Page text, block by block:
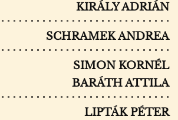
KIRÁLY ADRIÁN
SCHRAMEK ANDREA
SIMON KORNÉL
BARÁTH ATTILA
LIPTÁK PÉTER